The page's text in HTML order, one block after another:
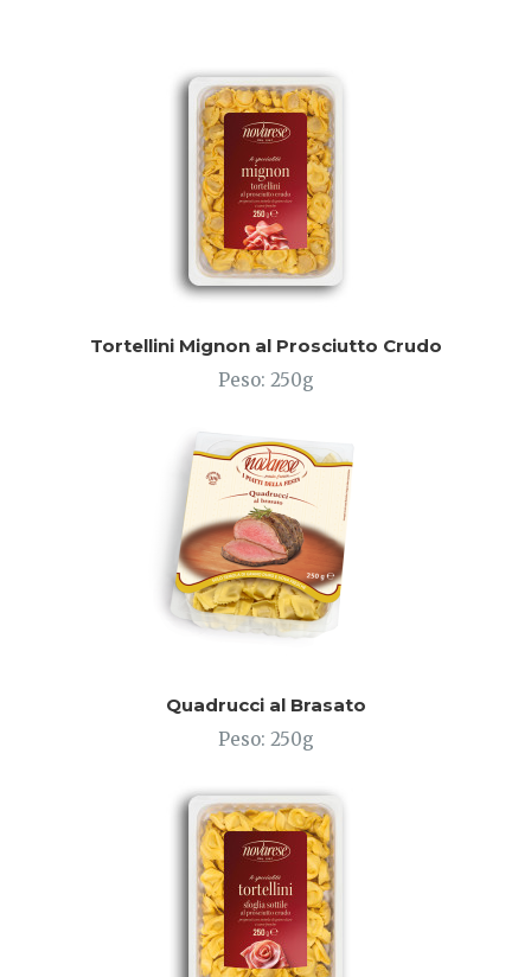
Tortellini Mignon al Prosciutto Crudo
Peso: 250g
Quadrucci al Brasato
Peso: 250g